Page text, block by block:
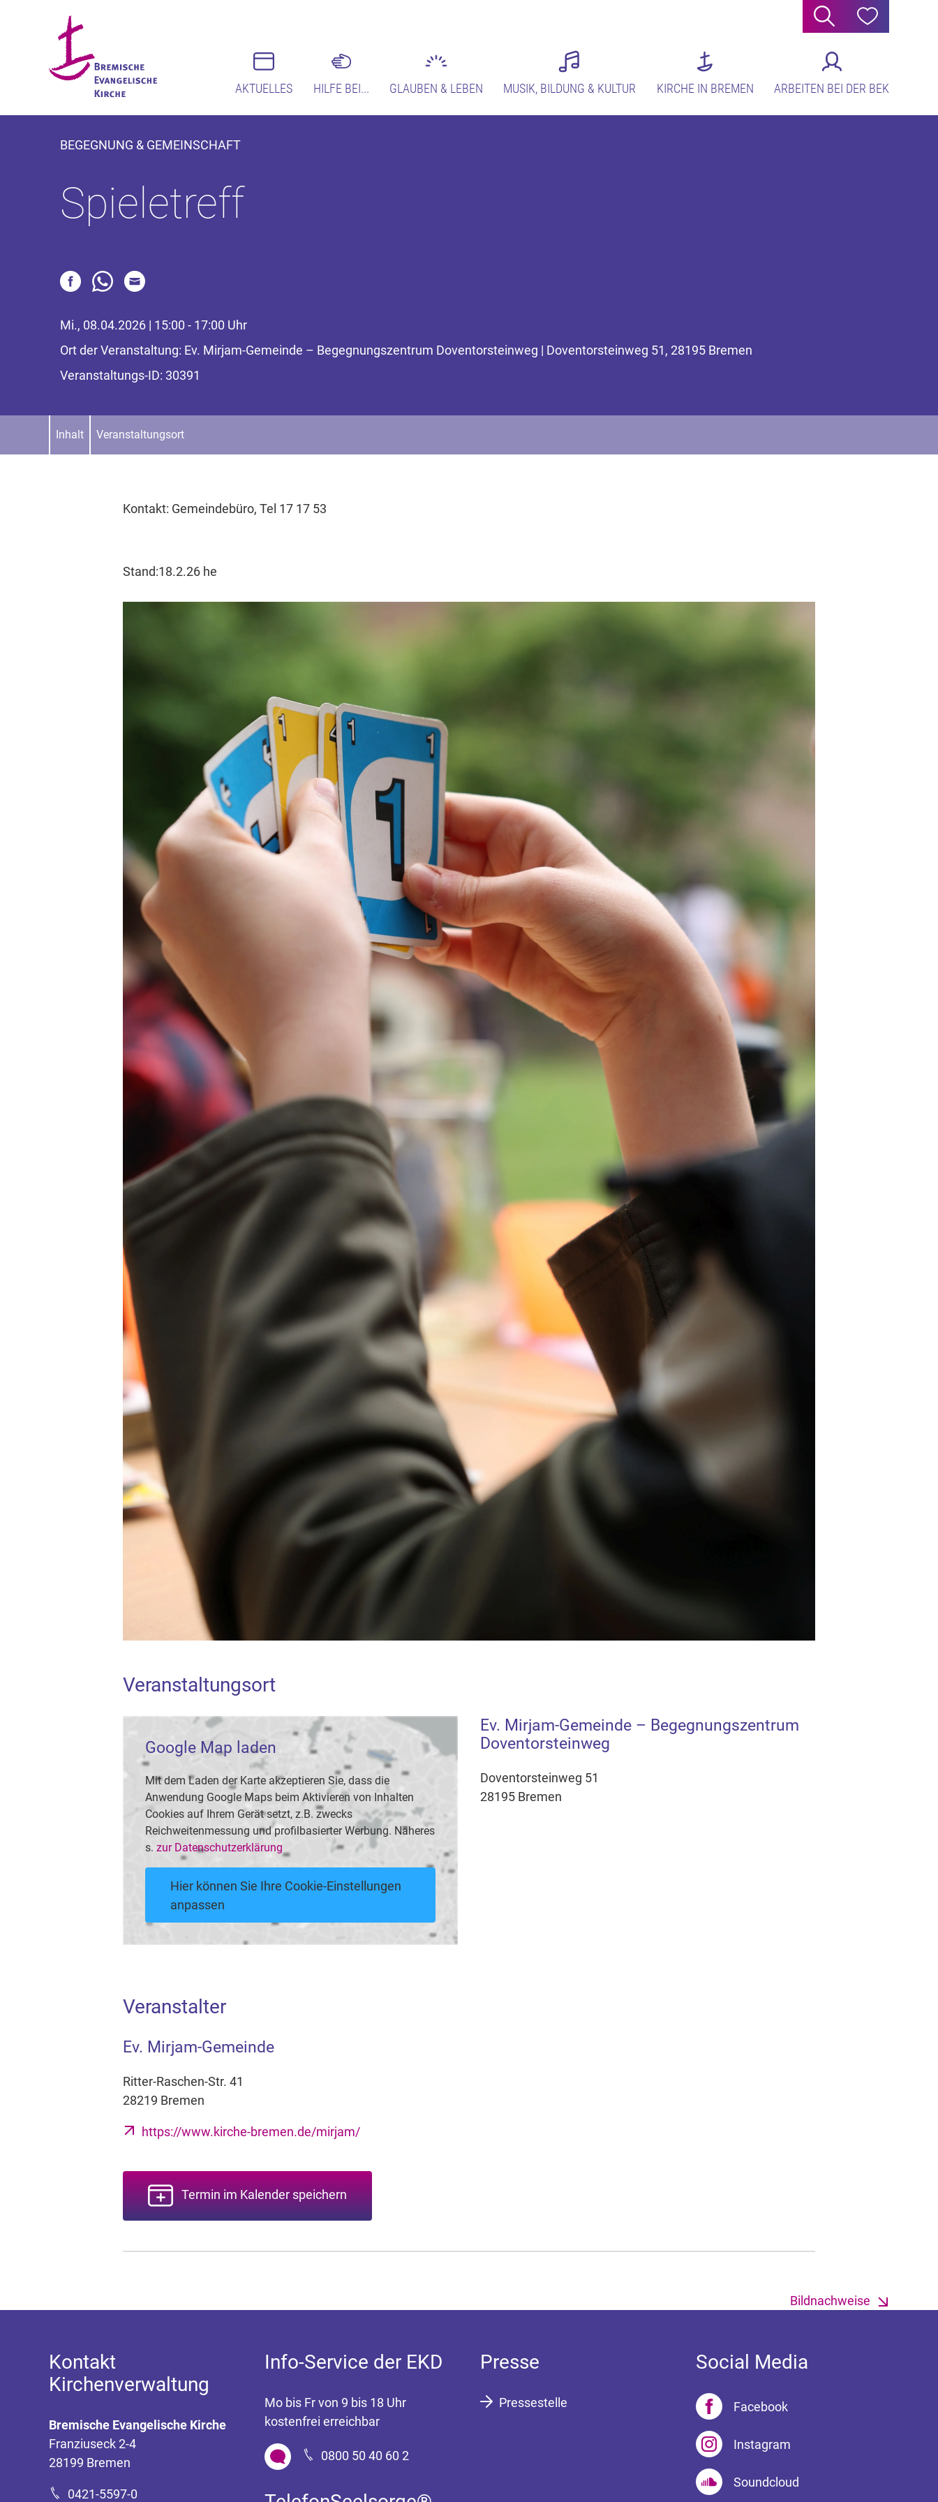
Suche Hilfe
AKTUELLES HILFE BEI... GLAUBEN & LEBEN MUSIK, BILDUNG & KULTUR KIRCHE IN BREMEN ARBEITEN BEI DER BEK
BEGEGNUNG & GEMEINSCHAFT
Spieletreff
Mi., 08.04.2026 | 15:00 - 17:00 Uhr
Ort der Veranstaltung: Ev. Mirjam-Gemeinde – Begegnungszentrum Doventorsteinweg | Doventorsteinweg 51, 28195 Bremen
Veranstaltungs-ID: 30391
Inhalt Veranstaltungsort
Kontakt: Gemeindebüro, Tel 17 17 53
Stand:18.2.26 he
Veranstaltungsort
Google Map laden
Mit dem Laden der Karte akzeptieren Sie, dass die
Anwendung Google Maps beim Aktivieren von Inhalten
Cookies auf Ihrem Gerät setzt, z.B. zwecks
Reichweitenmessung und profilbasierter Werbung. Näheres
s. zur Datenschutzerklärung
Hier können Sie Ihre Cookie-Einstellungen
anpassen
Ev. Mirjam-Gemeinde – Begegnungszentrum
Doventorsteinweg
Doventorsteinweg 51
28195 Bremen
Veranstalter
Ev. Mirjam-Gemeinde
Ritter-Raschen-Str. 41
28219 Bremen
https://www.kirche-bremen.de/mirjam/
Termin im Kalender speichern
Bildnachweise
Kontakt
Kirchenverwaltung
Bremische Evangelische Kirche
Franziuseck 2-4
28199 Bremen
0421-5597-0
Info-Service der EKD
Mo bis Fr von 9 bis 18 Uhr
kostenfrei erreichbar
0800 50 40 60 2
Presse
Pressestelle
Social Media
Facebook
Instagram
Soundcloud